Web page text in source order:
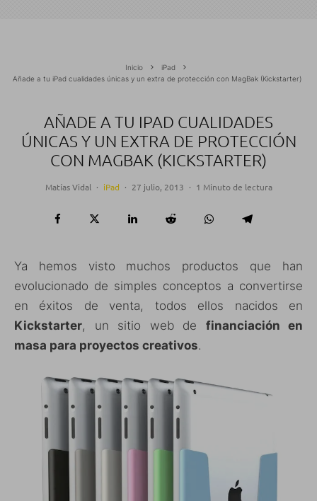
Inicio
iPad
Añade a tu iPad cualidades únicas y un extra de protección con MagBak (Kickstarter)
AÑADE A TU IPAD CUALIDADES
ÚNICAS Y UN EXTRA DE PROTECCIÓN
CON MAGBAK (KICKSTARTER)
Matías Vidal · iPad · 27 julio, 2013 · 1 Minuto de lectura
Ya hemos visto muchos productos que han
evolucionado de simples conceptos a convertirse
en éxitos de venta, todos ellos nacidos en
Kickstarter, un sitio web de financiación en
masa para proyectos creativos.